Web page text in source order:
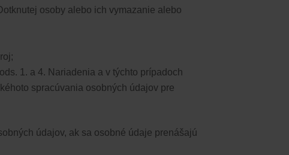
osoby alebo ich vymazanie alebo
1. a 4. Nariadenia a v týchto prípadoch
spracúvania osobných údajov pre
údajov, ak sa osobné údaje prenášajú